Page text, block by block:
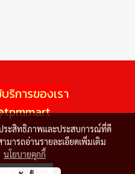
การของเรา
ด2,189,536
ระสิทธิภาพและประสบการณ์ที่ดี
มารถอ่านรายละเอียดเพิ่มเติม
นโยบายคุกกี้